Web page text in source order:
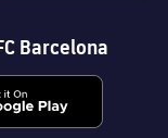
Barcelona